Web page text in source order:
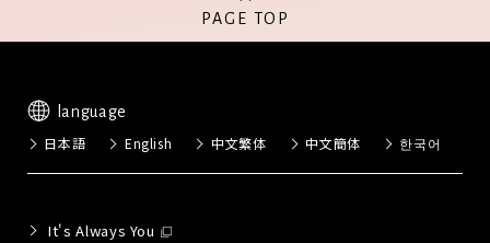
PAGE TOP
language
日本語 English 中文繁体 中文簡体 한국어
It's Always You